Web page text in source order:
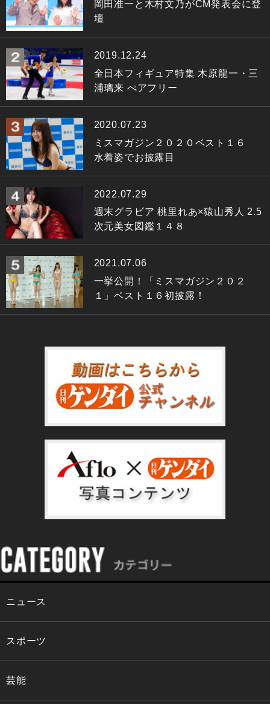
岡田准一と木村文乃がCM発表会に登
壇
2019.12.24
全日本フィギュア特集 木原龍一・三
浦璃来 ぺアフリー
2020.07.23
ミスマガジン２０２０ベスト１６
水着姿でお披露目
2022.07.29
週末グラビア 桃里れあ×猿山秀人 2.5
次元美女図鑑１４８
2021.07.06
一挙公開！「ミスマガジン２０２
１」ベスト１６初披露！
ニュース
スポーツ
芸能